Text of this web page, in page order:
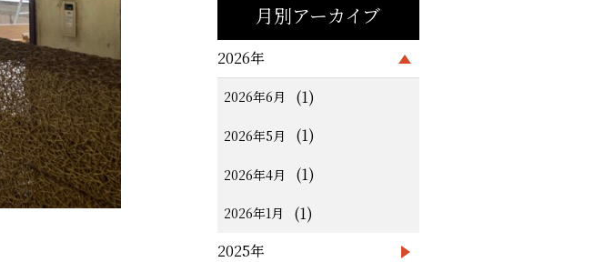
月別アーカイブ
2026年
2026年6月 (1)
2026年5月 (1)
2026年4月 (1)
2026年1月
(1)
2025年